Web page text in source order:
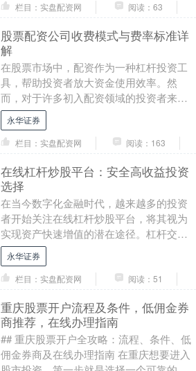
栏目：实盘配资网
阅读：63
股票配资公司收费模式与费率标准详
解
在股票市场中，配资作为一种杠杆投资工
具，帮助投资者放大资金使用效率。然
而，对于许多初入配资领域的投资者来
说，配资公司的收费模式和费率标准往往
是选择平台时的核心考....
永华证券
栏目：实盘配资网
阅读：163
在线杠杆炒股平台：安全高收益投资
选择
在当今数字化金融时代，越来越多的投资
者开始关注在线杠杆炒股平台，将其视为
实现资产快速增值的潜在途径。杠杆交
易，作为一种利用借入资金放大投资回报
的工具，确实为有经....
永华证券
栏目：实盘配资网
阅读：51
重庆股票开户流程及条件，低佣金券
商推荐，在线办理指南
## 重庆股票开户全攻略：流程、条件、低
佣金券商及在线办理指南 在重庆想要进入